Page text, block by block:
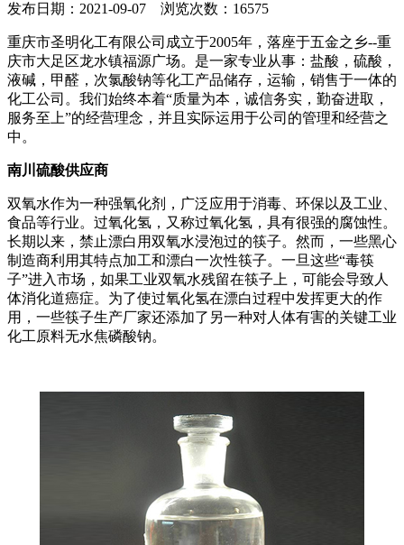
发布日期：2021-09-07 浏览次数：16575
重庆市圣明化工有限公司成立于2005年，落座于五金之乡--重
庆市大足区龙水镇福源广场。是一家专业从事：盐酸，硫酸，
液碱，甲醛，次氯酸钠等化工产品储存，运输，销售于一体的
化工公司。我们始终本着“质量为本，诚信务实，勤奋进取，
服务至上”的经营理念，并且实际运用于公司的管理和经营之
中。
南川硫酸供应商
双氧水作为一种强氧化剂，广泛应用于消毒、环保以及工业、
食品等行业。过氧化氢，又称过氧化氢，具有很强的腐蚀性。
长期以来，禁止漂白用双氧水浸泡过的筷子。然而，一些黑心
制造商利用其特点加工和漂白一次性筷子。一旦这些“毒筷
子”进入市场，如果工业双氧水残留在筷子上，可能会导致人
体消化道癌症。为了使过氧化氢在漂白过程中发挥更大的作
用，一些筷子生产厂家还添加了另一种对人体有害的关键工业
化工原料无水焦磷酸钠。